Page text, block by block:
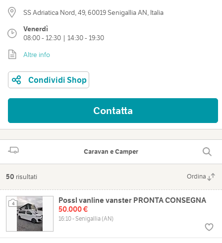
SS Adriatica Nord, 49, 60019 Senigallia AN, Italia
Venerdì
08:00 - 12:30 | 14:30 - 19:30
Altre info
Condividi Shop
Contatta
Caravan e Camper
50 risultati Ordina
4
Possl vanline vanster PRONTA CONSEGNA
50.000 €
16:10 - Senigallia (AN)